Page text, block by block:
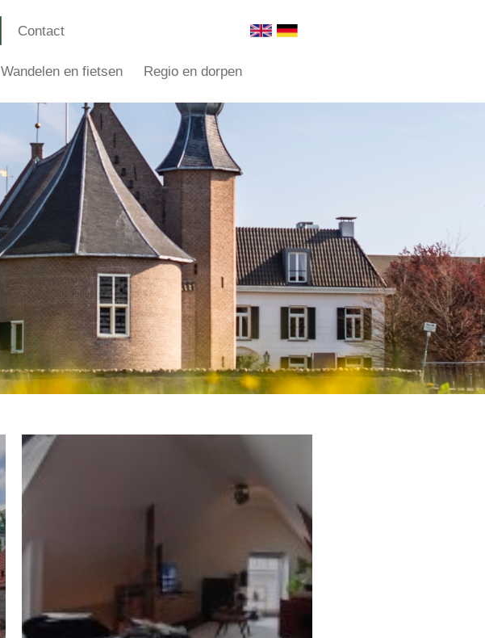
Contact
Wandelen en fietsen Regio en dorpen